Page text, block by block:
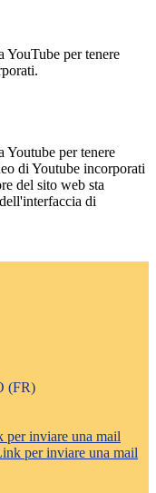
YouTube per tenere
Youtube per tenere
di Youtube incorporati
del sito web sta
di
(FR)
per inviare una mail
per inviare una mail